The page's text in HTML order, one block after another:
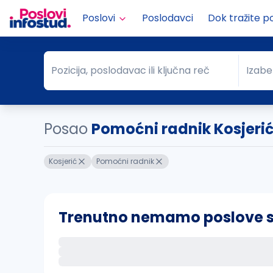
Poslovi Poslodavci Dok tražite
Pozicija, poslodavac ili ključna reč
Pozicija, poslodavac ili ključna reč Grad
Posao Pomoćni radnik Kosjerić
Kosjerić Pomoćni radnik
Trenutno nemamo poslove